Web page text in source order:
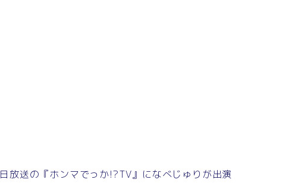
放送の『ホンマでっか!?TV』になべじゅりが出演